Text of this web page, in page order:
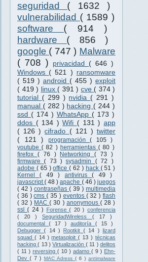
seguridad ( 1632 )
vulnerabilidad ( 1589 )
software ( 914 )
hardware ( 856 )
google ( 747 ) Malware
( 708 )
privacidad ( 646 )
Windows ( 521 ) ransomware
( 519 ) android ( 455 ) exploit
( 419 ) linux ( 391 ) cve ( 374 )
tutorial ( 299 ) nvidia ( 291 )
manual ( 282 ) hacking ( 244 )
ssd ( 174 ) WhatsApp ( 173 )
ddos ( 134 )Wifi ( 131 ) app
( 126 )cifrado ( 121 )twitter
( 121 ) programación( 105 )
youtube( 82 ) herramientas( 80 )
firefox ( 76 ) Networking( 73 )
firmware( 73 )sysadmin ( 72 )
adobe ( 65 )office( 62 ) hack ( 51 )
Kernel( 49 ) antivirus( 49 )
javascript( 48 )apache ( 46 ) juegos
( 42 ) contraseñas ( 39 ) multimedia
( 36 )cms( 35 ) eventos ( 32 )flash
( 32 ) MAC( 30 ) anonymous ( 28 )
ssl( 24 ) Forense( 20 ) conferencia
( 20 )SeguridadWireless ( 17 )
documental ( 17 ) auditoría ( 15 )
Debugger( 14 ) Rootkit ( 14 ) lizard
squad ( 14 )metasploit( 13 ) técnicas
hacking( 13 )Virtualización ( 11 ) delitos
( 11 ) reversing ( 10 ) adamo ( 9 ) Ehn-
Dev ( 7 ) MAC Adress ( 6 ) antimalware